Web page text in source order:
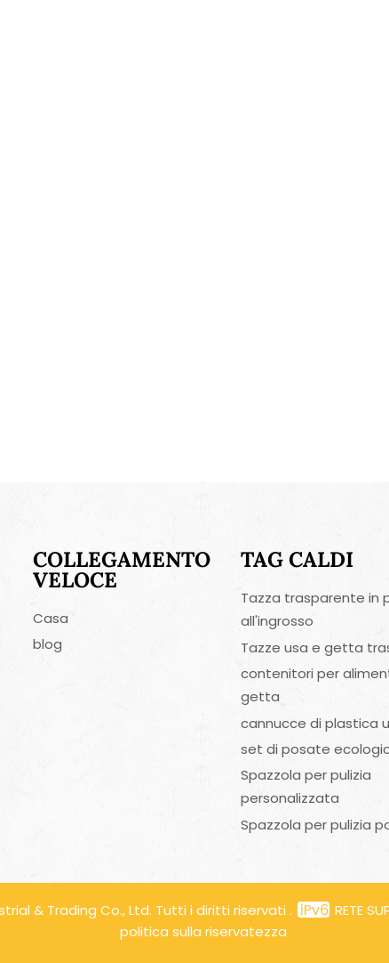
COLLEGAMENTO
VELOCE
Casa
blog
TAG CALDI
Tazza trasparente in
all'ingrosso
Tazze usa e getta
contenitori per
getta
cannucce di plastica
set di posate
Spazzola per pulizia
personalizzata
Spazzola per pulizia
& Trading Co., Ltd. Tutti i diritti riservati . RETE
politica sulla riservatezza